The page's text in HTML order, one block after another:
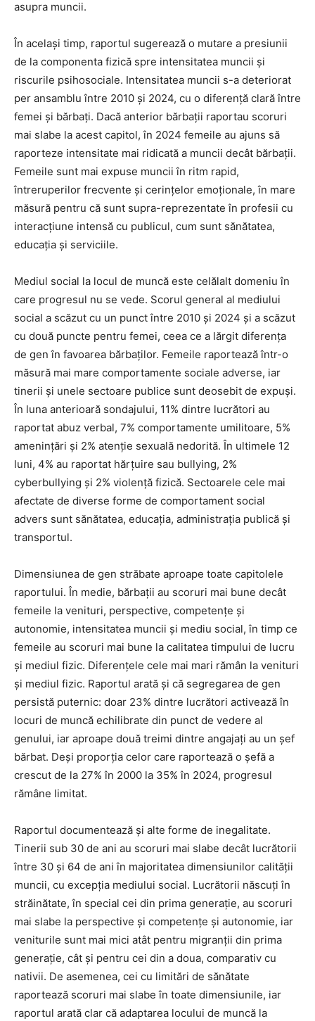
asupra muncii.
În același timp, raportul sugerează o mutare a presiunii
de la componenta fizică spre intensitatea muncii și
riscurile psihosociale. Intensitatea muncii s-a deteriorat
per ansamblu între 2010 și 2024, cu o diferență clară între
femei și bărbați. Dacă anterior bărbații raportau scoruri
mai slabe la acest capitol, în 2024 femeile au ajuns să
raporteze intensitate mai ridicată a muncii decât bărbații.
Femeile sunt mai expuse muncii în ritm rapid,
întreruperilor frecvente și cerințelor emoționale, în mare
măsură pentru că sunt supra-reprezentate în profesii cu
interacțiune intensă cu publicul, cum sunt sănătatea,
educația și serviciile.
Mediul social la locul de muncă este celălalt domeniu în
care progresul nu se vede. Scorul general al mediului
social a scăzut cu un punct între 2010 și 2024 și a scăzut
cu două puncte pentru femei, ceea ce a lărgit diferența
de gen în favoarea bărbaților. Femeile raportează într-o
măsură mai mare comportamente sociale adverse, iar
tinerii și unele sectoare publice sunt deosebit de expuși.
În luna anterioară sondajului, 11% dintre lucrători au
raportat abuz verbal, 7% comportamente umilitoare, 5%
amenințări și 2% atenție sexuală nedorită. În ultimele 12
luni, 4% au raportat hărțuire sau bullying, 2%
cyberbullying și 2% violență fizică. Sectoarele cele mai
afectate de diverse forme de comportament social
advers sunt sănătatea, educația, administrația publică și
transportul.
Dimensiunea de gen străbate aproape toate capitolele
raportului. În medie, bărbații au scoruri mai bune decât
femeile la venituri, perspective, competențe și
autonomie, intensitatea muncii și mediu social, în timp ce
femeile au scoruri mai bune la calitatea timpului de lucru
și mediul fizic. Diferențele cele mai mari rămân la venituri
și mediul fizic. Raportul arată și că segregarea de gen
persistă puternic: doar 23% dintre lucrători activează în
locuri de muncă echilibrate din punct de vedere al
genului, iar aproape două treimi dintre angajați au un șef
bărbat. Deși proporția celor care raportează o șefă a
crescut de la 27% în 2000 la 35% în 2024, progresul
rămâne limitat.
Raportul documentează și alte forme de inegalitate.
Tinerii sub 30 de ani au scoruri mai slabe decât lucrătorii
între 30 și 64 de ani în majoritatea dimensiunilor calității
muncii, cu excepția mediului social. Lucrătorii născuți în
străinătate, în special cei din prima generație, au scoruri
mai slabe la perspective și competențe și autonomie, iar
veniturile sunt mai mici atât pentru migranții din prima
generație, cât și pentru cei din a doua, comparativ cu
nativii. De asemenea, cei cu limitări de sănătate
raportează scoruri mai slabe în toate dimensiunile, iar
raportul arată clar că adaptarea locului de muncă la